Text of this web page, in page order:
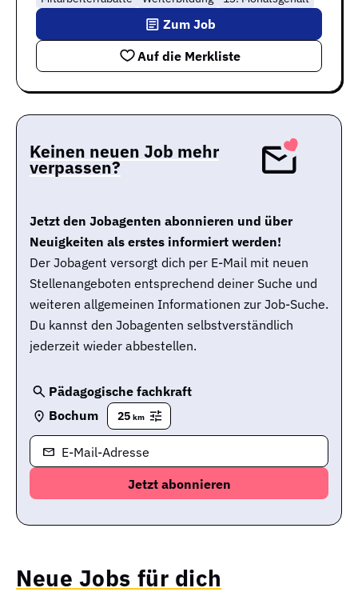
Auf die Merkliste
Zum Job
Keinen neuen Job mehr
verpassen?
Jetzt den Jobagenten abonnieren und über
Neuigkeiten als erstes informiert werden!
Der Jobagent versorgt dich per E-Mail mit neuen
Stellenangeboten entsprechend deiner Suche und
weiteren allgemeinen Informationen zur Job-Suche.
Du kannst den Jobagenten selbstverständlich
jederzeit wieder abbestellen.
Pädagogische fachkraft
Bochum
25 km
E-Mail-Adresse
Neue Jobs für dich